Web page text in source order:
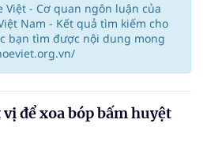
Việt - Cơ quan ngôn luận của
Nam - Kết quả tìm kiếm cho
bạn tìm được nội dung mong
để xoa bóp bấm huyệt